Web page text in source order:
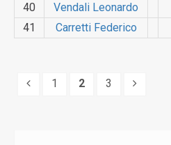
40
Vendali Leonardo
41
Carretti Federico
1 2 3